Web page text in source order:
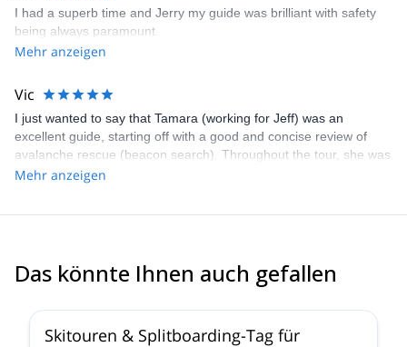
I had a superb time and Jerry my guide was brilliant with safety
being always paramount.
Mehr anzeigen
Vic
I just wanted to say that Tamara (working for Jeff) was an
excellent guide, starting off with a good and concise review of
avalanche rescue (beacon search). Throughout the tour, she was
very conscientious that everyone in our group was feeling good
Mehr anzeigen
Das könnte Ihnen auch gefallen
4.4
Skitouren & Splitboarding-Tag für